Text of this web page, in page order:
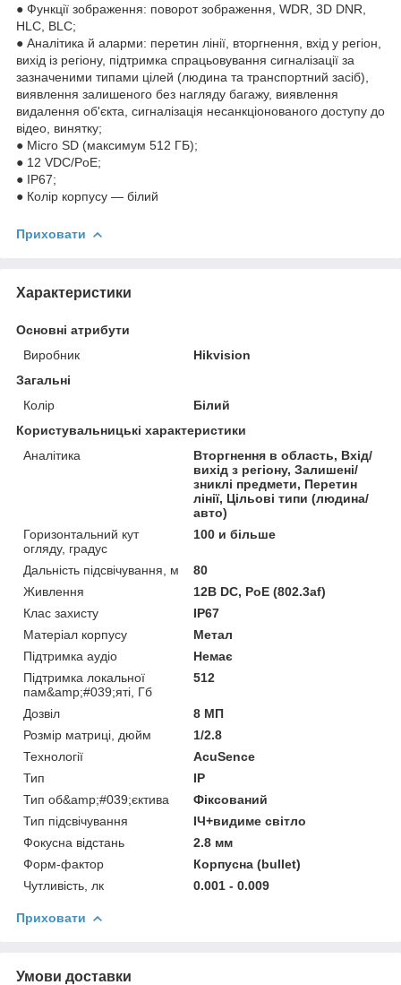
● Функції зображення: поворот зображення, WDR, 3D DNR,
HLC, BLC;
● Аналітика й аларми: перетин лінії, вторгнення, вхід у регіон,
вихід із регіону, підтримка спрацьовування сигналізації за
зазначеними типами цілей (людина та транспортний засіб),
виявлення залишеного без нагляду багажу, виявлення
видалення об'єкта, сигналізація несанкціонованого доступу до
відео, винятку;
● Micro SD (максимум 512 ГБ);
● 12 VDC/PoE;
● IP67;
● Колір корпусу — білий
Приховати
Характеристики
Основні атрибути
Виробник
Hikvision
Загальні
Колір
Білий
Користувальницькі характеристики
Аналітика
Вторгнення в область, Вхід/
вихід з регіону, Залишені/
зниклі предмети, Перетин
лінії, Цільові типи (людина/
авто)
Горизонтальний кут
огляду, градус
100 и більше
Дальність підсвічування, м
80
Живлення
12В DС, PoE (802.3af)
Клас захисту
IP67
Матеріал корпусу
Метал
Підтримка аудіо
Немає
Підтримка локальної
пам&amp;#039;яті, Гб
512
Дозвіл
8 МП
Розмір матриці, дюйм
1/2.8
Технології
AcuSence
Тип
IP
Тип об&amp;#039;єктива
Фіксований
Тип підсвічування
ІЧ+видиме світло
Фокусна відстань
2.8 мм
Форм-фактор
Корпусна (bullet)
Чутливість, лк
0.001 - 0.009
Приховати
Умови доставки